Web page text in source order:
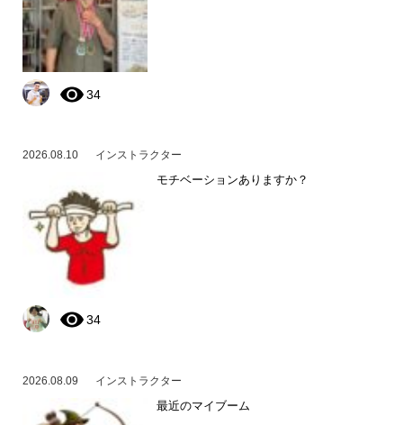
34
2026.08.10 インストラクター
モチベーションありますか？
34
2026.08.09 インストラクター
最近のマイブーム